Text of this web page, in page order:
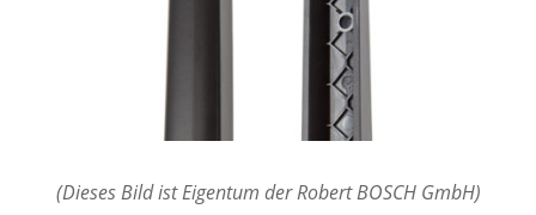
(Dieses Bild ist Eigentum der Robert BOSCH GmbH)